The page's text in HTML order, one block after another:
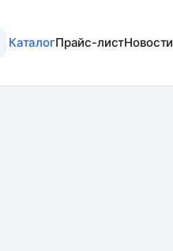
КаталогПрайс-листНовости